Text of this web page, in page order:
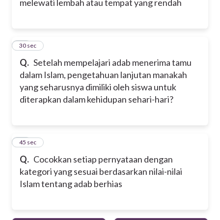
melewati lembah atau tempat yang rendah
Q. Setelah mempelajari adab menerima tamu
dalam Islam, pengetahuan lanjutan manakah
yang seharusnya dimiliki oleh siswa untuk
diterapkan dalam kehidupan sehari-hari?
19
30 sec
Q. Cocokkan setiap pernyataan dengan
kategori yang sesuai berdasarkan nilai-nilai
Islam tentang adab berhias
20
45 sec